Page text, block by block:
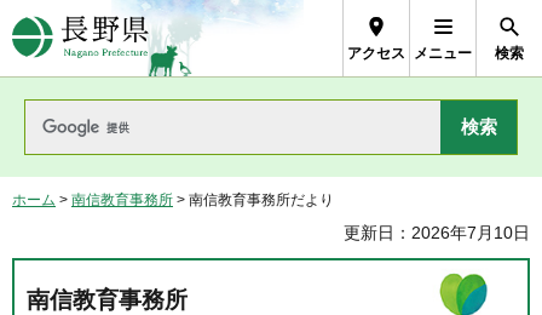
長野県Nagano Prefecture
アクセス メニュー 検索
ホーム > 南信教育事務所 > 南信教育事務所だより
更新日：2026年7月10日
南信教育事務所